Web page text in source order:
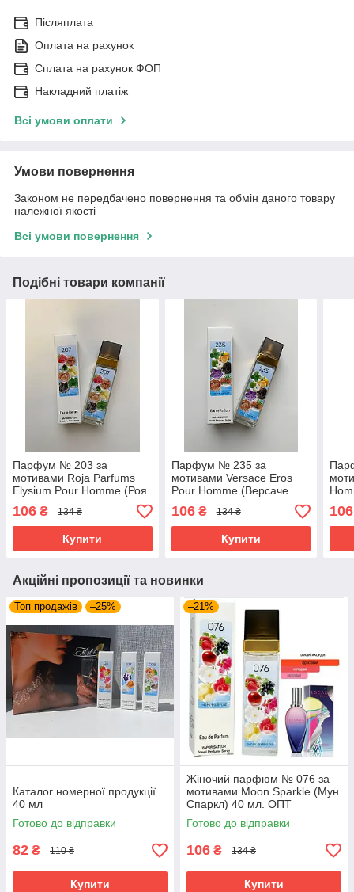
Післяплата
Оплата на рахунок
Сплата на рахунок ФОП
Накладний платіж
Всі умови оплати
Умови повернення
Законом не передбачено повернення та обмін даного товару
належної якості
Всі умови повернення
Подібні товари компанії
Парфум № 203 за
мотивами Roja Parfums
Elysium Pour Homme (Роя
Елісіум пур хом) 40 мл
ОПТ
106 ₴ 134 ₴
Купити
Парфум № 235 за
мотивами Versace Eros
Pour Homme (Версаче
Ерос Пур Хом) 40 мл ОПТ
106₴ 134 ₴
Купити
106
Акційні пропозиції та новинки
Топ продажів –25%
Каталог номерної продукції
40 мл
Готово до відправки
82 ₴ 110 ₴
Купити
–21%
Жіночий парфюм № 076 за
мотивами Moon Sparkle (Мун
Спаркл) 40 мл. ОПТ
Готово до відправки
106 ₴ 134 ₴
Купити